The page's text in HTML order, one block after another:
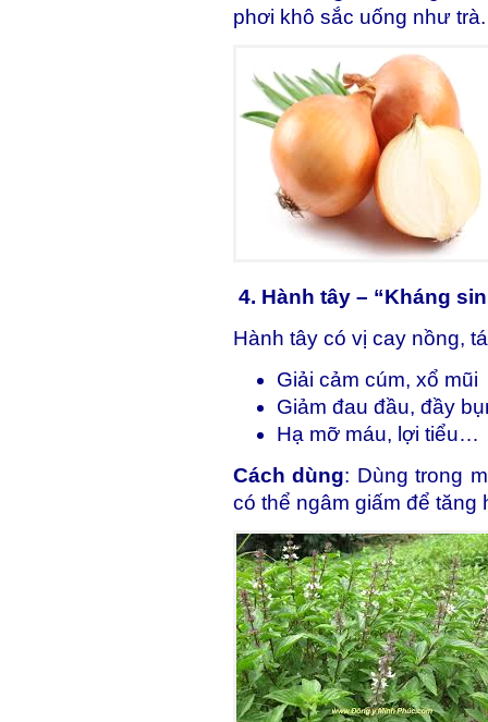
phơi khô sắc uống như trà.
4. Hành tây – “Kháng
Hành tây có vị cay nồng,
Giải cảm cúm, xổ mũi
Giảm đau đầu, đầy
Hạ mỡ máu, lợi tiểu…
Cách dùng: Dùng trong
có thể ngâm giấm để tăng